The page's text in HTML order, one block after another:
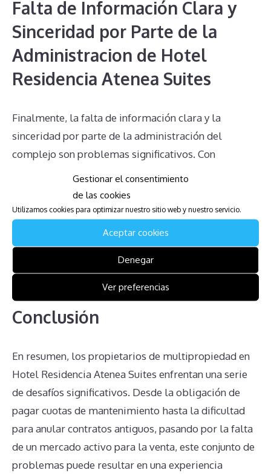
Gestionar el consentimiento
de las cookies
Utilizamos cookies para optimizar nuestro sitio web y nuestro servicio.
Aceptar cookies
Denegar
Ver preferencias
Falta de Información Clara y
Sinceridad por Parte de la
Administracion de Hotel
Residencia Atenea Suites
Finalmente, la falta de información clara y la
sinceridad por parte de la administración del
complejo son problemas significativos. Con
perder clientes, por lo que proporcionan
información errónea o incompleta a los
multipropietarios sobre sus opciones para
desvincularse. Este comportamiento puede llevar a
decisiones mal informadas y aumentar la frustración
de los propietarios.
Conclusión
En resumen, los propietarios de multipropiedad en
Hotel Residencia Atenea Suites enfrentan una serie
de desafíos significativos. Desde la obligación de
pagar cuotas de mantenimiento hasta la dificultad
para anular contratos antiguos, pasando por la falta
de un mercado activo para la venta, este conjunto de
problemas puede resultar en una experiencia